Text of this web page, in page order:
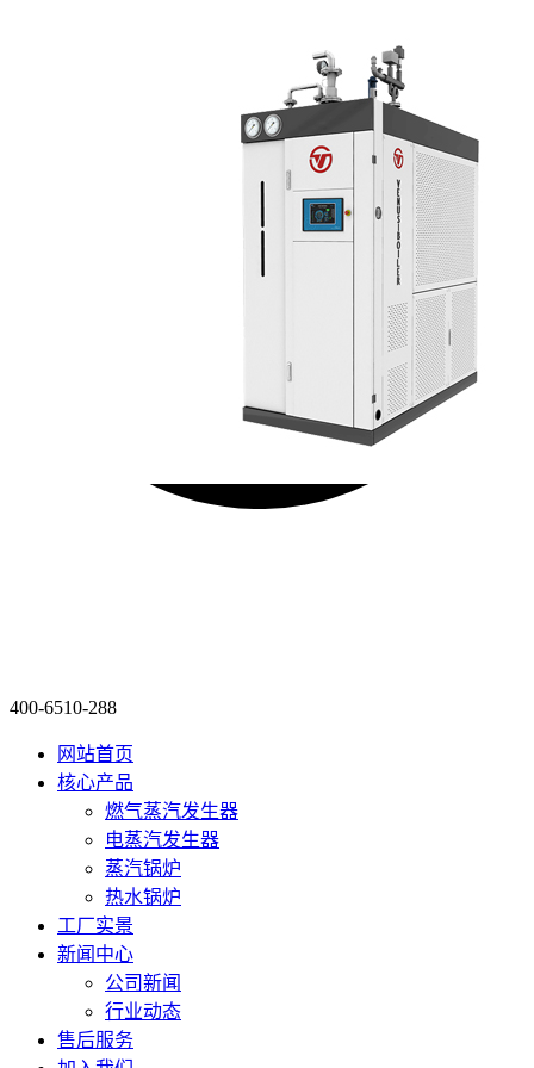
400-6510-288
网站首页
核心产品
燃气蒸汽发生器
电蒸汽发生器
蒸汽锅炉
热水锅炉
工厂实景
新闻中心
公司新闻
行业动态
售后服务